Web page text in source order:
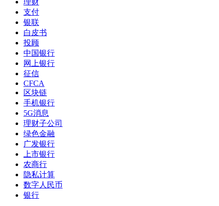
支付
银联
白皮书
投顾
中国银行
网上银行
征信
CFCA
区块链
手机银行
5G消息
理财子公司
绿色金融
广发银行
上市银行
农商行
隐私计算
数字人民币
银行